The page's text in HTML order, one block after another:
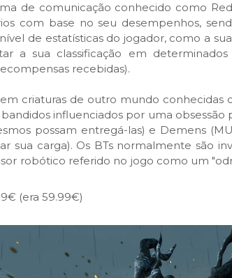
de comunicação conhecido como
com base no seu desempenhos,
de estatísticas do jogador, como a
a sua classificação em
recebidas).
criaturas de outro mundo conhecidas
influenciados por uma
possam entregá-las) e Demens
sua carga). Os BTs normalmente são
robótico referido no jogo como um
(era 59.99€)